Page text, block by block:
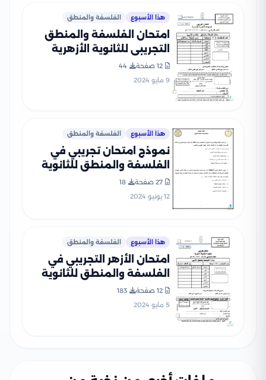
هذا الأسبوع الفلسفة والمنطق
امتحان الفلسفة والمنطق
التجريبي للثانوية الأزهرية
2023
12 صفحة
44
9 مايو 2024
هذا الأسبوع الفلسفة والمنطق
نموذج امتحان تجريبي في
الفلسفة والمنطق للثانوية
العامة من إعداد وزارة التربية
والتعليم PDF بالاجابات
27 صفحة
18
12 يونيو 2024
هذا الأسبوع الفلسفة والمنطق
امتحان الأزهر التجريبي في
الفلسفة والمنطق للثانوية
الأزهرية القسم الأدبي 2024
12 صفحة
183
5 مايو 2024